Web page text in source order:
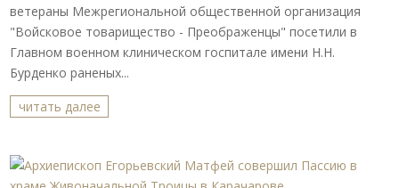
ветераны Межрегиональной общественной организация
"Войсковое товарищество - Преображенцы" посетили в
Главном военном клиническом госпитале имени Н.Н.
Бурденко раненых...
читать далее